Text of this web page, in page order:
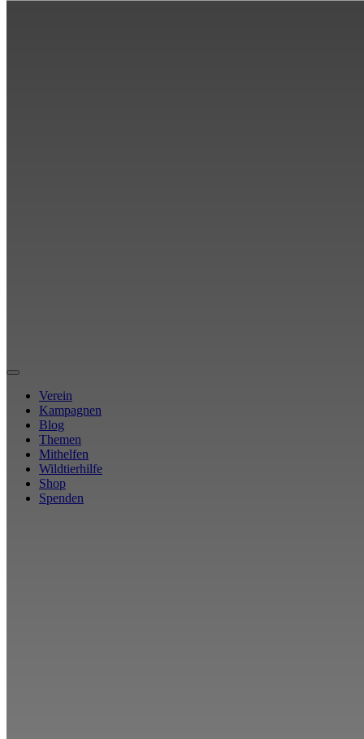
Verein
Kampagnen
Blog
Themen
Mithelfen
Wildtierhilfe
Shop
Spenden